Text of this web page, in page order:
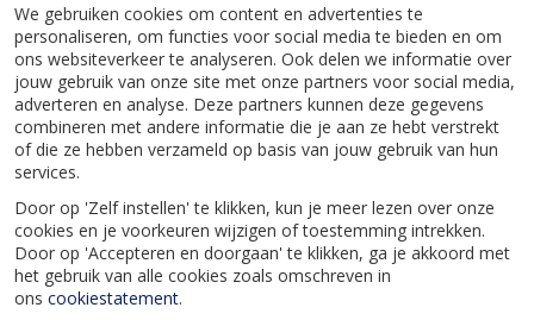
We gebruiken cookies om content en advertenties te
personaliseren, om functies voor social media te bieden en om
ons websiteverkeer te analyseren. Ook delen we informatie over
jouw gebruik van onze site met onze partners voor social media,
adverteren en analyse. Deze partners kunnen deze gegevens
combineren met andere informatie die je aan ze hebt verstrekt
of die ze hebben verzameld op basis van jouw gebruik van hun
services.
Door op 'Zelf instellen' te klikken, kun je meer lezen over onze
cookies en je voorkeuren wijzigen of toestemming intrekken.
Door op 'Accepteren en doorgaan' te klikken, ga je akkoord met
het gebruik van alle cookies zoals omschreven in
ons cookiestatement.
Specificaties
EAN code 8712438986512
Merk JUB Holland
Kleur Mix